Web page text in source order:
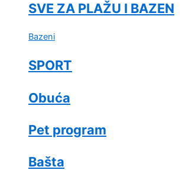
SVE ZA PLAŽU I BAZEN
Bazeni
SPORT
Obuća
Pet program
Bašta